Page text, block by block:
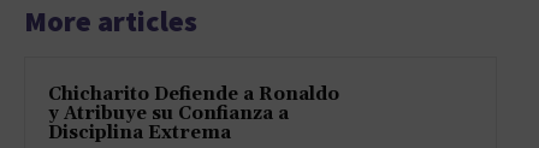
More articles
Chicharito Defiende a Ronaldo
y Atribuye su Confianza a
Disciplina Extrema